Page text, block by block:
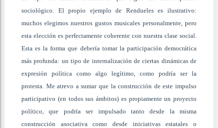
sociológico. El propio ejemplo de Rendueles es ilustrativo:
muchos elegimos nuestros gustos musicales personalmente, pero
esta elección es perfectamente coherente con nuestra clase social.
Esta es la forma que debería tomar la participación democrática
más profunda: un tipo de internalización de ciertas dinámicas de
expresión política como algo legítimo, como podría ser la
protesta. Me atrevo a sumar que la construcción de este impulso
participativo (en todos sus ámbitos) es propiamente un proyecto
político, que podría ser impulsado tanto desde la misma
construcción asociativa como desde iniciativas estatales o